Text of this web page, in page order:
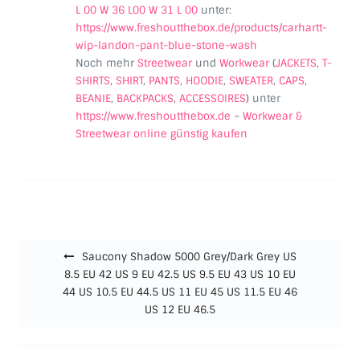
L 00 W 36 L00 W 31 L 00 unter:
https://www.freshoutthebox.de/products/carhartt-
wip-landon-pant-blue-stone-wash
Noch mehr Streetwearund Workwear(JACKETS, T-
SHIRTS, SHIRT, PANTS, HOODIE, SWEATER, CAPS,
BEANIE, BACKPACKS, ACCESSOIRES) unter
https://www.freshoutthebox.de – Workwear &
Streetwear online günstig kaufen
Saucony Shadow 5000 Grey/Dark Grey US
8.5 EU 42 US 9 EU 42.5 US 9.5 EU 43 US 10 EU
44 US 10.5 EU 44.5 US 11 EU 45 US 11.5 EU 46
US 12 EU 46.5